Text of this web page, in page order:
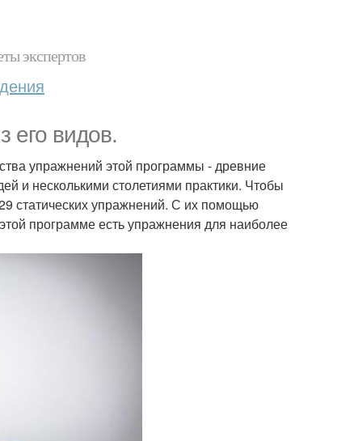
экспертов
его видов.
упражнений этой программы - древние
и несколькими столетиями практики. Чтобы
статических упражнений. С их помощью
программе есть упражнения для наиболее